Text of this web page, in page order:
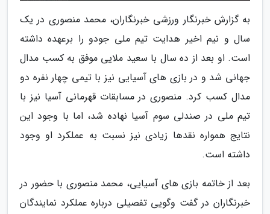
به گزارش خبرنگار ورزشی خبرنگاران، محمد منصوری در یک
سال و نیم اخیر هدایت تیم ملی جودو را برعهده داشته
است. او بعد از ده سال با سعید ملایی موفق به کسب مدال
جهانی شد و در بازی های آسیایی نیز با تیمی چهار نفره دو
مدال کسب کرد. منصوری در مسابقات قهرمانی آسیا نیز با
تیم ملی در صندلی سوم آسیا نهاده شد، اما با وجود این
نتایج همواره نقدها زیادی نیز نسبت به عملکرد او وجود
داشته است.
بعد از خاتمه بازی های آسیایی، محمد منصوری با حضور در
خبرنگاران در گفت وگویی تفصیلی درباره عملکرد نمایندگان